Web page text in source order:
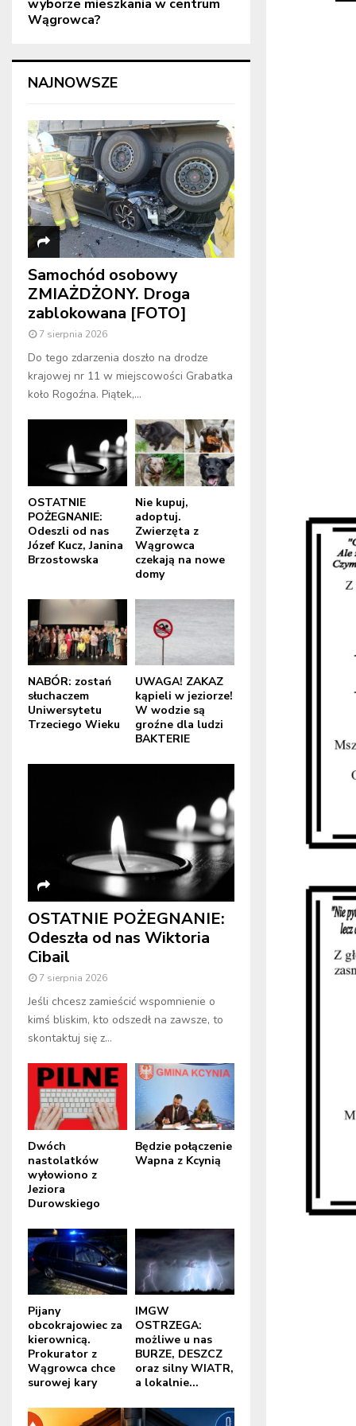
wyborze mieszkania w centrum
Wągrowca?
NAJNOWSZE
Samochód osobowy
ZMIAŻDŻONY. Droga
zablokowana [FOTO]
7 sierpnia 2026
Do tego zdarzenia doszło na drodze
krajowej nr 11 w miejscowości Grabatka
koło Rogoźna. Piątek,...
OSTATNIE
POŻEGNANIE:
Odeszli od nas
Józef Kucz, Janina
Brzostowska
Nie kupuj,
adoptuj.
Zwierzęta z
Wągrowca
czekają na nowe
domy
NABÓR: zostań
słuchaczem
Uniwersytetu
Trzeciego Wieku
UWAGA! ZAKAZ
kąpieli w jeziorze!
W wodzie są
groźne dla ludzi
BAKTERIE
OSTATNIE POŻEGNANIE:
Odeszła od nas Wiktoria
Cibail
7 sierpnia 2026
Jeśli chcesz zamieścić wspomnienie o
kimś bliskim, kto odszedł na zawsze, to
skontaktuj się z...
Dwóch
nastolatków
wyłowiono z
Jeziora
Durowskiego
Będzie połączenie
Wapna z Kcynią
Pijany
obcokrajowiec za
kierownicą.
Prokurator z
Wągrowca chce
surowej kary
IMGW
OSTRZEGA:
możliwe u nas
BURZE, DESZCZ
oraz silny WIATR,
a lokalnie...